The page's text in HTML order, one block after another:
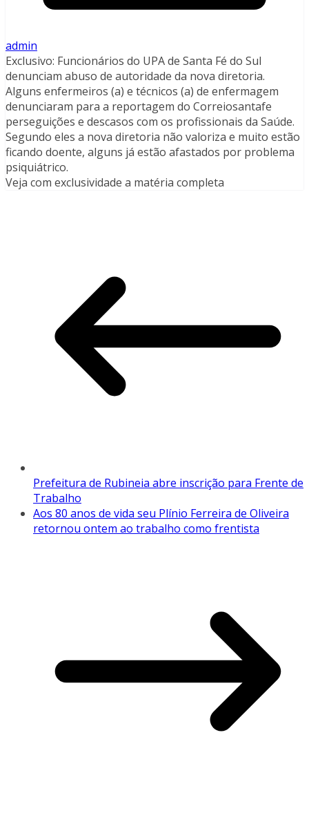
admin
Exclusivo: Funcionários do UPA de Santa Fé do Sul
denunciam abuso de autoridade da nova diretoria.
Alguns enfermeiros (a) e técnicos (a) de enfermagem
denunciaram para a reportagem do Correiosantafe
perseguições e descasos com os profissionais da Saúde.
Segundo eles a nova diretoria não valoriza e muito estão
ficando doente, alguns já estão afastados por problema
psiquiátrico.
Veja com exclusividade a matéria completa
Prefeitura de Rubineia abre inscrição para Frente de
Trabalho
Aos 80 anos de vida seu Plínio Ferreira de Oliveira
retornou ontem ao trabalho como frentista